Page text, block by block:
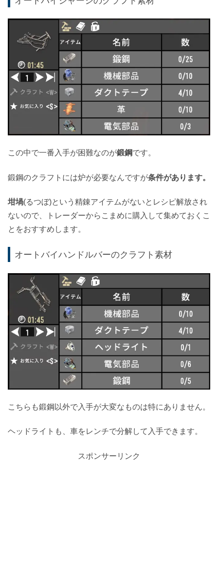
この中で一番入手が困難なのが鍛鋼です。
鍛鋼のクラフトには炉が必要なんですが条件があります。
坩堝(るつぼ)という精錬アイテムがないとレシピ解放され
ないので、トレーダーからこまめに購入して集めておくこ
とをおすすめします。
オートバイハンドルバーのクラフト素材
こちらも鍛鋼以外で入手が大変なものは特にありません。
ヘッドライトも、車をレンチで分解して入手できます。
スポンサーリンク